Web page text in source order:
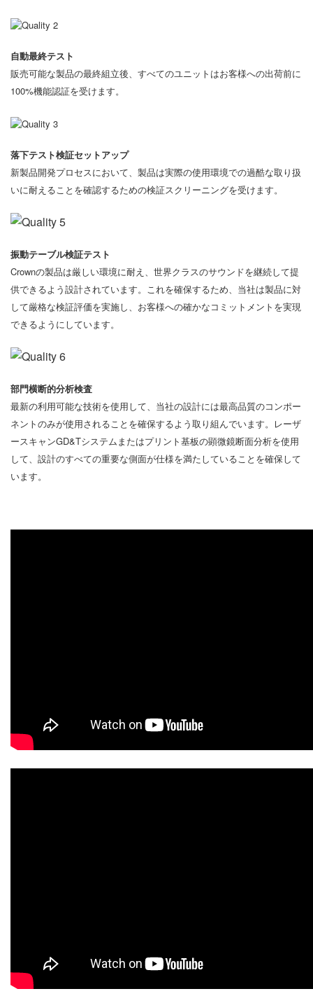
自動最終テスト
販売可能な製品の最終組立後、すべてのユニットはお客様への出荷前に
100%機能認証を受けます。
落下テスト検証セットアップ
新製品開発プロセスにおいて、製品は実際の使用環境での過酷な取り扱
いに耐えることを確認するための検証スクリーニングを受けます。
振動テーブル検証テスト
Crownの製品は厳しい環境に耐え、世界クラスのサウンドを継続して提
供できるよう設計されています。これを確保するため、当社は製品に対
して厳格な検証評価を実施し、お客様への確かなコミットメントを実現
できるようにしています。
部門横断的分析検査
最新の利用可能な技術を使用して、当社の設計には最高品質のコンポー
ネントのみが使用されることを確保するよう取り組んでいます。レーザ
ースキャンGD&Tシステムまたはプリント基板の顕微鏡断面分析を使用
して、設計のすべての重要な側面が仕様を満たしていることを確保して
います。